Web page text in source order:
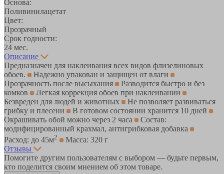
Основа:
Поливинилацетат
Цвет:
Прозрачный
Срок годности:
24 мес.
Описание
Предназначен для наклеивания всех видов флизелиновых
обоев.
Надежно упакован и защищен от влаги
Прозрачность после высыхания
Разводится быстро и без
комков
Легкая коррекция обоев при наклеивании
Безвреден для людей и животных
Не позволяет развиваться
грибку и плесени
В готовом состоянии хранится 10 дней
Окрашивать обой можно через 2 часа
Состав:
модифицированный крахмал, антигрибковая добавка
Расход: до 45м2
Масса: 320 г
Отзывы
Помогите другим пользователям с выбором — будьте первым,
кто поделится своим мнением об этом товаре.